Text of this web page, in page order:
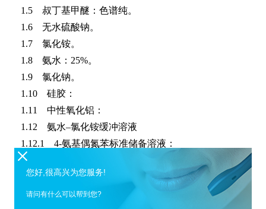
1.5 叔丁基甲醚：色谱纯。
1.6 无水硫酸钠。
1.7 氯化铵。
1.8 氨水：25%。
1.9 氯化钠。
1.10 硅胶：
1.11 中性氧化铝：
1.12 氨水–氯化铵缓冲溶液
1.12.1 4-氨基偶氮苯标准储备溶液：
1.12.2 联苯胺标准储备溶液：
1.12.3 混合标准中间溶液：
1.12.4混合标准工作液。
您好,很高兴为您服务!
请问有什么可以帮到您?